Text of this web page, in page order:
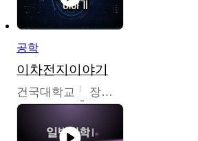
공학
이차전지이야기
건국대학교 장호현